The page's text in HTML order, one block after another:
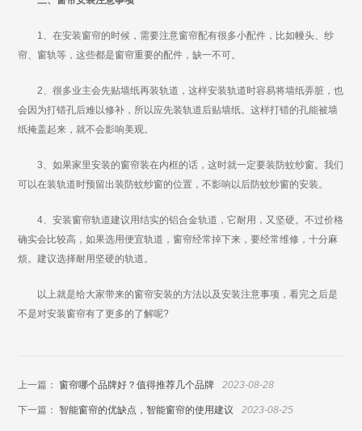
1、在安装窗帘的时候，需要注意窗帘配有很多小配件，比如幔头、纱
帘、窗轨等，这些都是窗帘重要的配件，缺一不可。
2、很多业主会先贴墙纸再装轨道，这样安装轨道时容易将墙纸弄脏，也
会因为打错孔后难以修补，所以应先装轨道后贴墙纸。这样打错的孔能被墙
纸掩盖起来，就不会影响美观。
3、如果家里安装的窗帘装在内框的话，这时就一定要装防蚊纱窗。我们
可以在装轨道时预留出装防蚊纱窗的位置，不影响以后防蚊纱窗的安装。
4、安装窗帘轨道建议用结实的铝合金轨道，它耐用，又坚硬。不过价格
确实会比较高，如果选用便宜轨道，窗帘经常掉下来，要经常维修，十分麻
烦。建议选择耐用坚硬的轨道。
以上就是给大家带来的窗帘安装的方法以及安装注意事项，看完之后是
不是对安装窗帘有了更多的了解呢?
上一篇： 窗帘哪个品牌好？值得推荐几个品牌 2023-08-28
下一篇：智能窗帘的优缺点，智能窗帘的使用建议 2023-08-25